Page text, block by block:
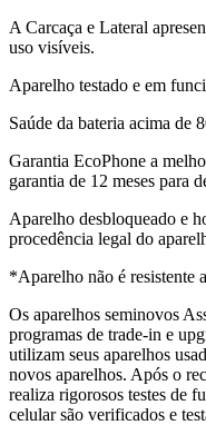
A Carcaça e Lateral
uso visíveis.
Aparelho testado e em
Saúde da bateria acima de
Garantia EcoPhone a
garantia de 12 meses para
Aparelho desbloqueado e
procedência legal do
*Aparelho não é resistente
Os aparelhos seminovos
programas de trade-in e
utilizam seus aparelhos
novos aparelhos. Após o
realiza rigorosos testes de
celular são verificados e